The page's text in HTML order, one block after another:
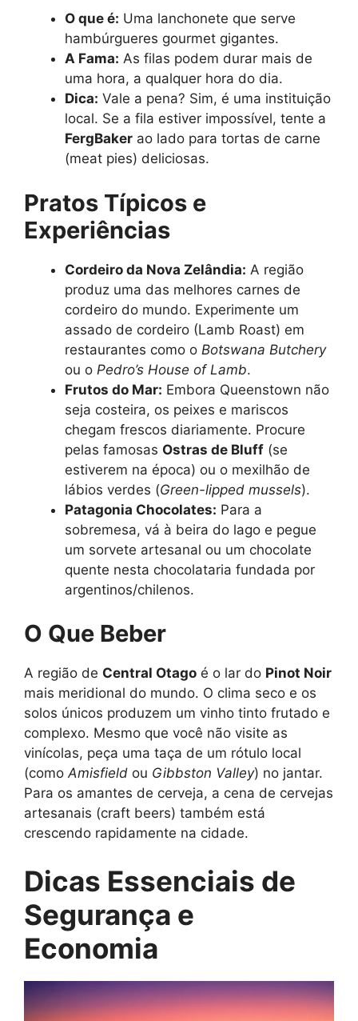
O que é: Uma lanchonete que serve
hambúrgueres gourmet gigantes.
A Fama: As filas podem durar mais de
uma hora, a qualquer hora do dia.
Dica: Vale a pena? Sim, é uma instituição
local. Se a fila estiver impossível, tente a
FergBaker ao lado para tortas de carne
(meat pies) deliciosas.
Pratos Típicos e
Experiências
Cordeiro da Nova Zelândia: A região
produz uma das melhores carnes de
cordeiro do mundo. Experimente um
assado de cordeiro (Lamb Roast) em
restaurantes como o Botswana Butchery
ou o Pedro’s House of Lamb.
Frutos do Mar: Embora Queenstown não
seja costeira, os peixes e mariscos
chegam frescos diariamente. Procure
pelas famosas Ostras de Bluff (se
estiverem na época) ou o mexilhão de
lábios verdes (Green-lipped mussels).
Patagonia Chocolates: Para a
sobremesa, vá à beira do lago e pegue
um sorvete artesanal ou um chocolate
quente nesta chocolataria fundada por
argentinos/chilenos.
O Que Beber
A região de Central Otago é o lar do Pinot Noir
mais meridional do mundo. O clima seco e os
solos únicos produzem um vinho tinto frutado e
complexo. Mesmo que você não visite as
vinícolas, peça uma taça de um rótulo local
(comoAmisfield ou Gibbston Valley) no jantar.
Para os amantes de cerveja, a cena de cervejas
artesanais (craft beers) também está
crescendo rapidamente na cidade.
Dicas Essenciais de
Segurança e
Economia